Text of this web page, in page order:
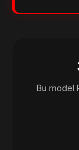
Bu model